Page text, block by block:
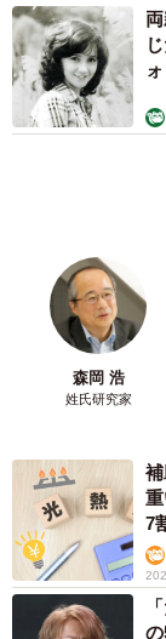
森岡 浩
姓氏研究家
7